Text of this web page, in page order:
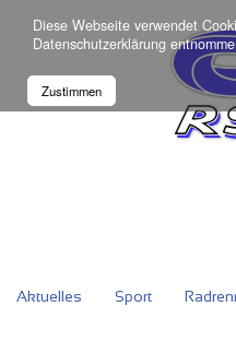
Diese Webseite verwendet
Datenschutzerklärung
Zustimmen
Aktuelles Sport